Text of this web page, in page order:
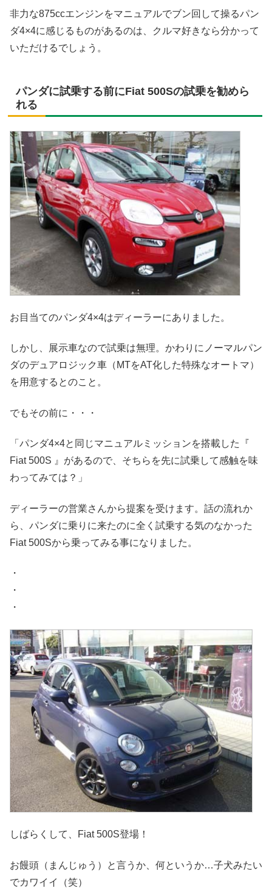
非力な875ccエンジンをマニュアルでブン回して操るパン
ダ4×4に感じるものがあるのは、クルマ好きなら分かって
いただけるでしょう。
パンダに試乗する前にFiat 500Sの試乗を勧めら
れる
お目当てのパンダ4×4はディーラーにありました。
しかし、展示車なので試乗は無理。かわりにノーマルパン
ダのデュアロジック車（MTをAT化した特殊なオートマ）
を用意するとのこと。
でもその前に・・・
「パンダ4×4と同じマニュアルミッションを搭載した『
Fiat 500S 』があるので、そちらを先に試乗して感触を味
わってみては？」
ディーラーの営業さんから提案を受けます。話の流れか
ら、パンダに乗りに来たのに全く試乗する気のなかった
Fiat 500Sから乗ってみる事になりました。
・
・
・
しばらくして、Fiat 500S登場！
お饅頭（まんじゅう）と言うか、何というか…子犬みたい
でカワイイ（笑）